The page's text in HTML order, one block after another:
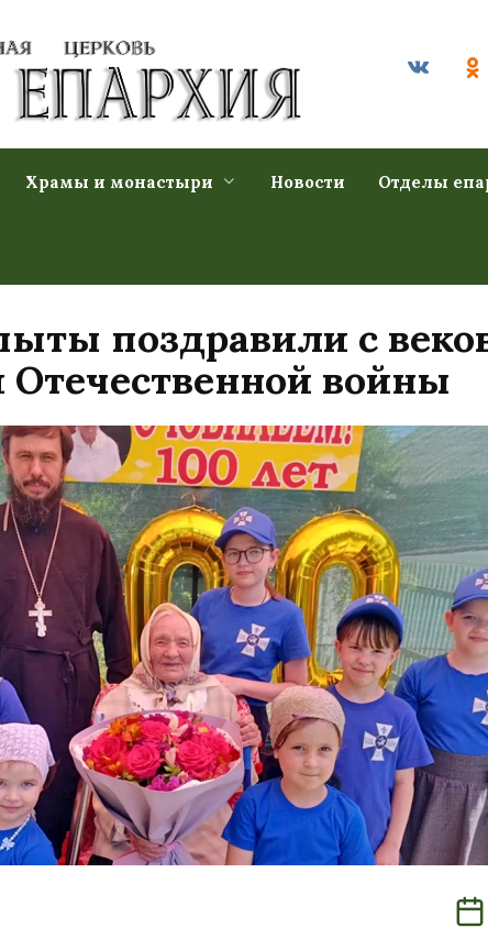
Храмы и монастыри Новости Отделы
поздравили с
Отечественной войны